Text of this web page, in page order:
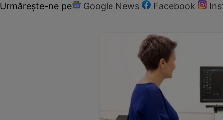
Urmărește-ne pe Google News Facebook